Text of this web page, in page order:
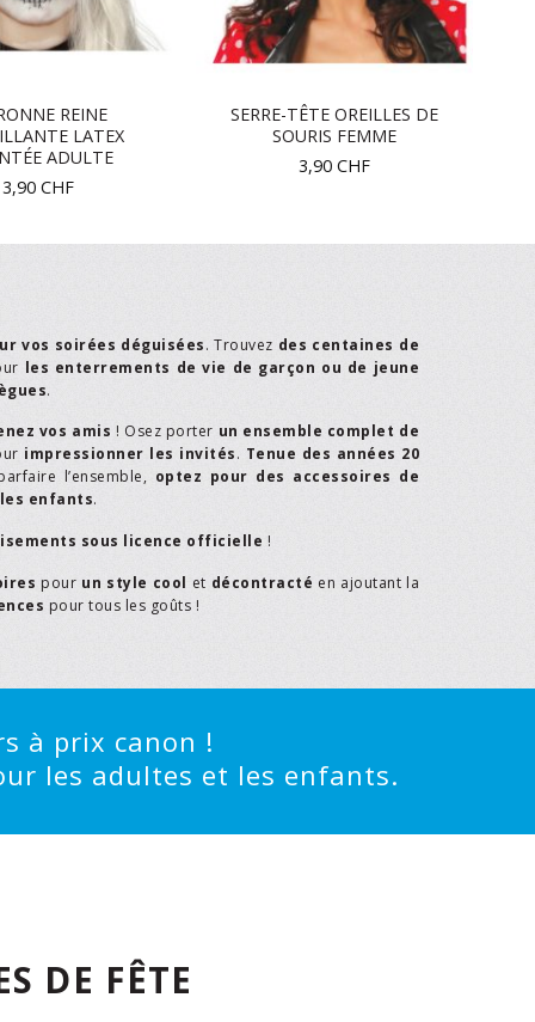
REINE
LATEX
ADULTE
CHF
SERRE-TÊTE OREILLES DE
SOURIS FEMME
3,90 CHF
vos soirées déguisées. Trouvez des centaines de
les enterrements de vie de garçon ou de jeune
.
vos amis ! Osez porter un ensemble complet de
impressionner les invités. Tenue des années 20
l’ensemble, optez pour des accessoires de
les enfants.
sous licence officielle !
pour un style cool et décontracté en ajoutant la
pour tous les goûts !
à prix canon !
les adultes et les enfants.
DE FÊTE